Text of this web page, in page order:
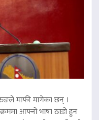
माफी मागेका छन् ।
आफ्नो भाषा ठाडो हुन